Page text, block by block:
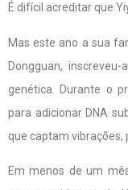
É difícil acreditar que
Mas este ano a sua
Dongguan,
genética. Durante o
para adicionar DNA
que captam
Em menos de um